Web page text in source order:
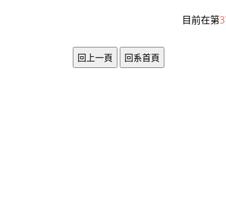
目前在第